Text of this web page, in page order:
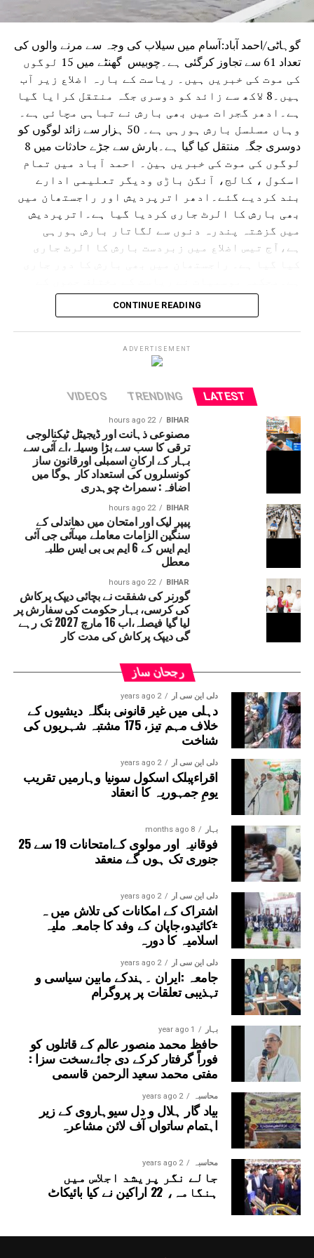
گوہاٹی/احمد آباد:آسام میں سیلاب کی وجہ سے مرنے والوں کی
تعداد 61 سے تجاوز کرگئی ہے۔چوبیس گھنٹے میں 15 لوگوں
کی موت کی خبریں ہیں۔ ریاست کے بارہ اضلاع زیر آب
ہیں۔8 لاکھ سے زائد کو دوسری جگہ منتقل کرایا گیا
ہے۔ادھر گجرات میں بھی بارش نے تباہی مچائی ہے۔
وہاں مسلسل بارش ہورہی ہے۔ 50 ہزار سے زائد لوگوں کو
دوسری جگہ منتقل کیا گیا ہے۔بارش سے جڑے حادثات میں 8
لوگوں کی موت کی خبریں ہین۔ احمد آباد میں تمام
اسکول ، کالج، آنگن باڑی ودیگر تعلیمی ادارے
بند کردیے گئے۔ادھر اترپردیش اور راجستھان میں
بھی بارش کا الرٹ جاری کردیا گیا ہے۔اترپردیش
میں گزشتہ پندرہ دنوں سے لگاتار بارش ہورہی
ہے،آج تیس اضلاع میں زبردست بارش کا الرٹ جاری
لئے الرٹ جاری کردیا ہے۔ حالانکہ جموں وکشمیر
میں لینڈ سلائڈنگ کی وجہ سے آمدورفت ٹھپ تھی لیکن
اب چھ دنوں کے بعد آمدورفت جاری ہوئی ہے۔
امرناتھ یاترا بھی شروع کردی گئی ہے۔
CONTINUE READING
ADVERTISEMENT
LATEST
TRENDING
VIDEOS
BIHAR
22 hours ago
مصنوعی ذہانت اور ڈیجیٹل ٹیکنالوجی
ترقی کا سب سے بڑا وسیلہ،اے آئی سے
بہار کے ارکانِ اسمبلی اورقانون ساز
کونسلروں کی استعداد کار ہوگا میں
اضافہ: سمراٹ چوہدری
BIHAR
22 hours ago
پیپر لیک اور امتحان میں دھاندلی کے
سنگین الزامات معاملے میںآئی جی آئی
ایم ایس کے 6 ایم بی بی ایس طلبہ
معطل
BIHAR
22 hours ago
گورنر کی شفقت نے بچائی دیپک پرکاش
کی کرسی، بہار حکومت کی سفارش پر
لیا گیا فیصلہ،اب 16 مارچ 2027 تک رہے
گی دیپک پرکاش کی مدت کار
رجحان ساز
دلی این سی آر 2 years ago
دہلی میں غیر قانونی بنگلہ دیشیوں کے
خلاف مہم تیز، 175 مشتبہ شہریوں کی
شناخت
دلی این سی آر 2 years ago
اقراءپبلک اسکول سونیا وہارمیں تقریب
یومِ جمہوریہ کا انعقاد
بہار 8 months ago
فوقانیہ اور مولوی کےامتحانات 19 سے 25
جنوری تک ہوں گے منعقد
دلی این سی آر 2 years ago
اشتراک کے امکانات کی تلاش میں ہ
±کائیدو،جاپان کے وفد کا جامعہ ملیہ
اسلامیہ کا دورہ
دلی این سی آر 2 years ago
جامعہ :ایران ۔ہندکے مابین سیاسی و
تہذیبی تعلقات پر پروگرام
بہار 1 year ago
حافظ محمد منصور عالم کے قاتلوں کو
فوراً گرفتار کرکے دی جائےسخت سزا :
مفتی محمد سعید الرحمن قاسمی
محاسبہ 2 years ago
بیاد گار ہلال و دل سیوہاروی کے زیر
اہتمام ساتواں آف لائن مشاعرہ
محاسبہ 2 years ago
جالے نگر پریشد اجلاس میں
ہنگامہ، 22 اراکین نے کیا بائیکاٹ